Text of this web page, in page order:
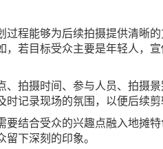
程能够为后续拍摄提供清晰
若目标受众主要是年轻人，
拍摄时间、参与人员、拍摄
记录现场的氛围，以便后续
结合受众的兴趣点融入地摊
下深刻的印象。